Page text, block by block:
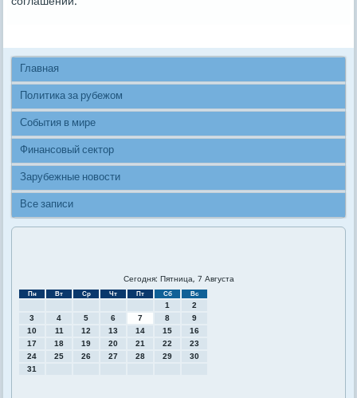
Главная
Политика за рубежом
События в мире
Финансовый сектор
Зарубежные новости
Все записи
Сегодня: Пятница, 7 Августа
Пн Вт Ср Чт Пт Сб Вс
1
2
3
4 5 6 7 8
9
10
11 12 13 14 15
16
17
18 19 20 21 22
23
24
25 26 27 28 29
30
31